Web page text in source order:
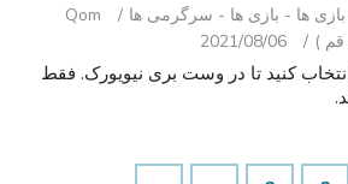
ها - بازی ها - سرگرمی ‌ها
Qom
قم )
2021/08/06
کنید تا در وست بری نیویورک. فقط